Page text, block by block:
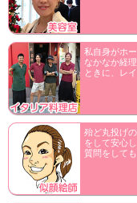
私自身がホ
なかなか経
ときに、レ
殆ど丸投げ
をして安心
質問をして